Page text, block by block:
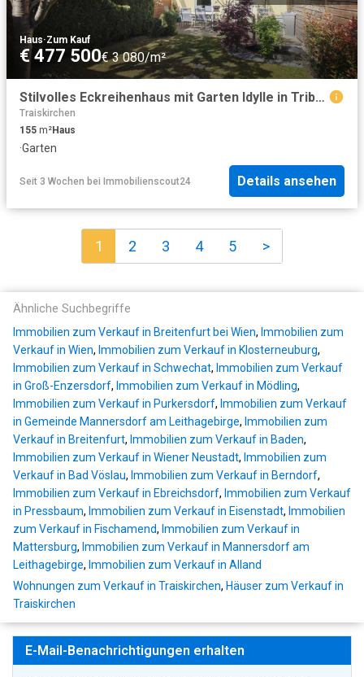
Haus·Zum Kauf
€ 477 500€ 3 080/m²
Stilvolles Eckreihenhaus mit Garten Idylle in Tribuswinkel
Traiskirchen
155 m²Haus
·Garten
Seit 3 Wochen bei Immobilienscout24 Details ansehen
1 2 3 4 5 >
Ähnliche Suchbegriffe
Immobilien zum Verkauf in Breitenfurt bei Wien, Immobilien zum
Verkauf in Wien, Immobilien zum Verkauf in Klosterneuburg,
Immobilien zum Verkauf in Schwechat, Immobilien zum Verkauf
in Groß-Enzersdorf, Immobilien zum Verkauf in Mödling,
Immobilien zum Verkauf in Purkersdorf, Immobilien zum Verkauf
in Gemeinde Mannersdorf am Leithagebirge, Immobilien zum
Verkauf in Breitenfurt, Immobilien zum Verkauf in Baden,
Immobilien zum Verkauf in Wiener Neustadt, Immobilien zum
Verkauf in Bad Vöslau, Immobilien zum Verkauf in Berndorf,
Immobilien zum Verkauf in Ebreichsdorf, Immobilien zum Verkauf
in Pressbaum, Immobilien zum Verkauf in Eisenstadt, Immobilien
zum Verkauf in Fischamend, Immobilien zum Verkauf in
Mattersburg, Immobilien zum Verkauf in Mannersdorf am
Leithagebirge, Immobilien zum Verkauf in Alland
Wohnungen zum Verkauf in Traiskirchen, Häuser zum Verkauf in
Traiskirchen
E-Mail-Benachrichtigungen erhalten